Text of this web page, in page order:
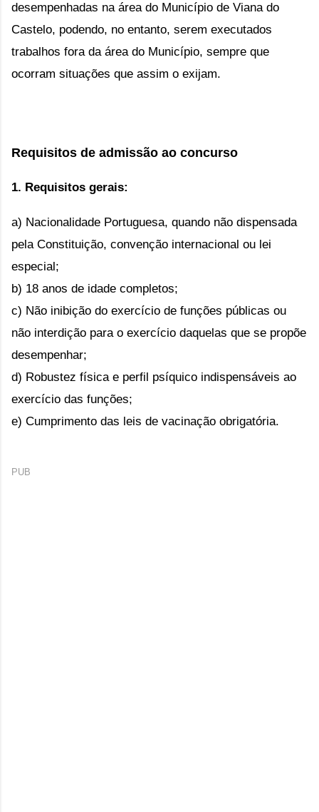
desempenhadas na área do Município de Viana do
Castelo, podendo, no entanto, serem executados
trabalhos fora da área do Município, sempre que
ocorram situações que assim o exijam.
Requisitos de admissão ao concurso
1. Requisitos gerais:
a) Nacionalidade Portuguesa, quando não dispensada
pela Constituição, convenção internacional ou lei
especial;
b) 18 anos de idade completos;
c) Não inibição do exercício de funções públicas ou
não interdição para o exercício daquelas que se propõe
desempenhar;
d) Robustez física e perfil psíquico indispensáveis ao
exercício das funções;
e) Cumprimento das leis de vacinação obrigatória.
PUB